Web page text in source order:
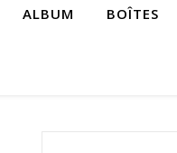
ALBUM BOÎTES